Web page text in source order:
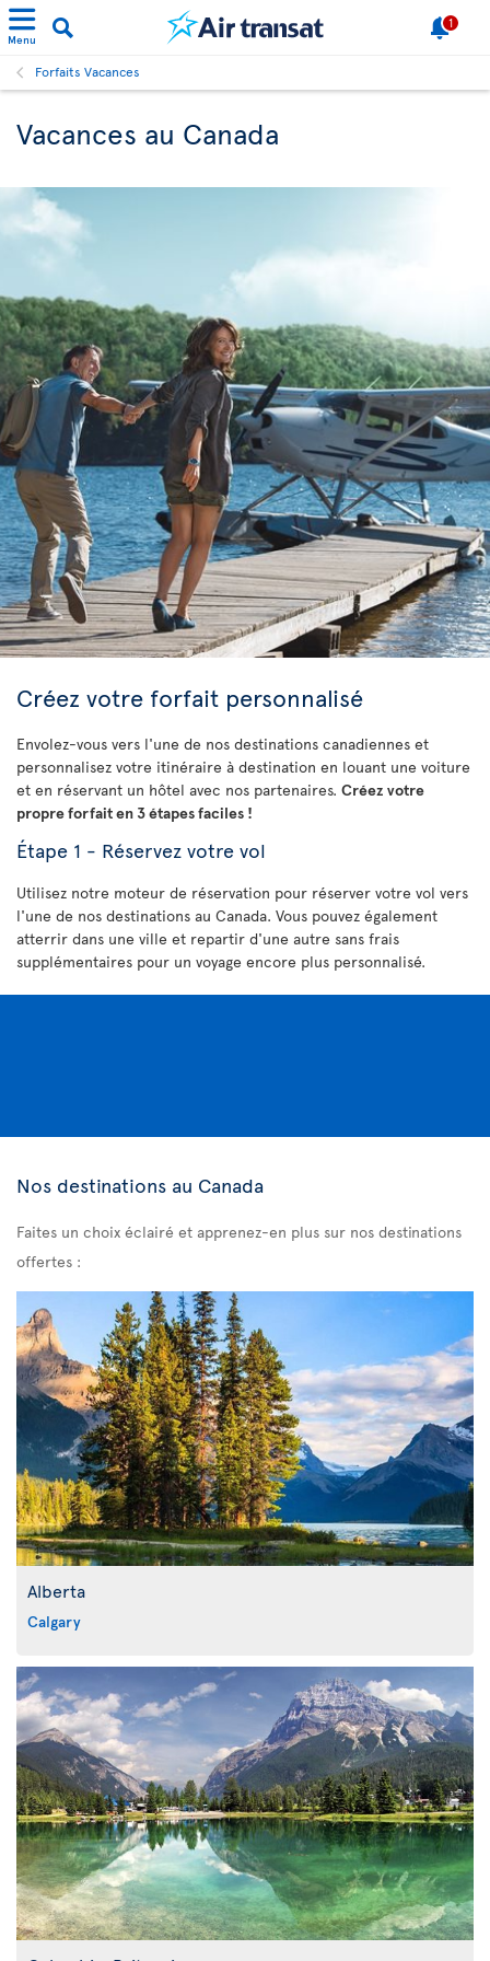
Menu
1
Forfaits Vacances
Vacances au Canada
Créez votre forfait personnalisé
Envolez-vous vers l'une de nos destinations canadiennes et
personnalisez votre itinéraire à destination en louant une voiture
et en réservant un hôtel avec nos partenaires. Créez votre
propre forfait en 3 étapes faciles !
Étape 1 - Réservez votre vol
Utilisez notre moteur de réservation pour réserver votre vol vers
l'une de nos destinations au Canada. Vous pouvez également
atterrir dans une ville et repartir d'une autre sans frais
supplémentaires pour un voyage encore plus personnalisé.
Nos destinations au Canada
Faites un choix éclairé et apprenez-en plus sur nos destinations
offertes :
Alberta
Calgary